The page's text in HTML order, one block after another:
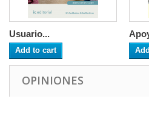
Usuario...
Add to cart
OPINIONES